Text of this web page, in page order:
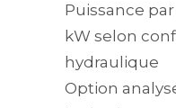
Puissance
kW selon
hydraulique
Option